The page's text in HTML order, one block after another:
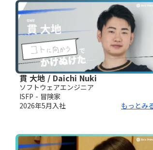
貫 大地 / Daichi Nuki
ソフトウェアエンジニア
ISFP - 冒険家
2026年5月入社 もっとみ